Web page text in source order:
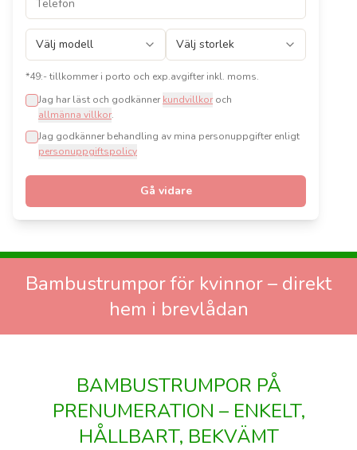
*49:- tillkommer i porto och exp.avgifter inkl. moms.
Jag har läst och godkänner kundvillkor och
allmänna villkor.
Jag godkänner behandling av mina personuppgifter enligt
personuppgiftspolicy
Gå vidare
Bambustrumpor för kvinnor – direkt
hem i brevlådan
BAMBUSTRUMPOR PÅ
PRENUMERATION – ENKELT,
HÅLLBART, BEKVÄMT